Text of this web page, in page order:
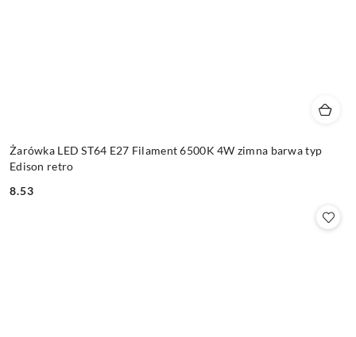
Żarówka LED ST64 E27 Filament 6500K 4W zimna barwa typ
Edison retro
Cena:
8.53